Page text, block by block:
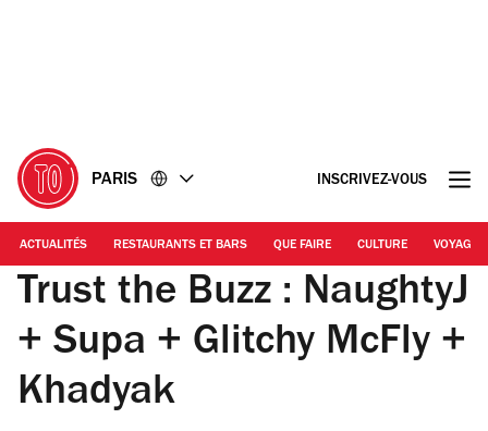
PARIS INSCRIVEZ-VOUS
ACTUALITÉS RESTAURANTS ET BARS QUE FAIRE CULTURE VOYAGE
Trust the Buzz : NaughtyJ
+ Supa + Glitchy McFly +
Khadyak